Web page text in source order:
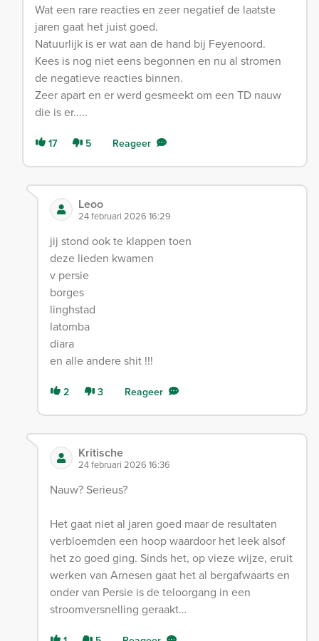
Wat een rare reacties en zeer negatief de laatste
jaren gaat het juist goed.
Natuurlijk is er wat aan de hand bij Feyenoord.
Kees is nog niet eens begonnen en nu al stromen
de negatieve reacties binnen.
Zeer apart en er werd gesmeekt om een TD nauw
die is er.....
17 5 Reageer
Leoo
24 februari 2026 16:29
jij stond ook te klappen toen
deze lieden kwamen
v persie
borges
linghstad
latomba
diara
en alle andere shit !!!
2 3 Reageer
Kritische
24 februari 2026 16:36
Nauw? Serieus?
Het gaat niet al jaren goed maar de resultaten
verbloemden een hoop waardoor het leek alsof
het zo goed ging. Sinds het, op vieze wijze, eruit
werken van Arnesen gaat het al bergafwaarts en
onder van Persie is de teloorgang in een
stroomversnelling geraakt…